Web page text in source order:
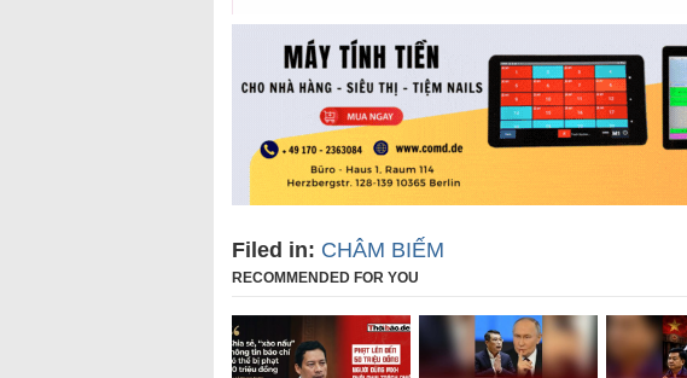
Filed in: CHÂM BIẾM
RECOMMENDED FOR YOU